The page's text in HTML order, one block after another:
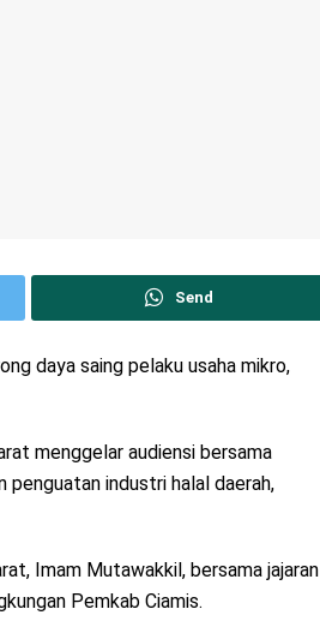
Send
daya saing pelaku usaha mikro,
menggelar audiensi bersama
industri halal daerah,
Imam Mutawakkil, bersama jajaran
Pemkab Ciamis.